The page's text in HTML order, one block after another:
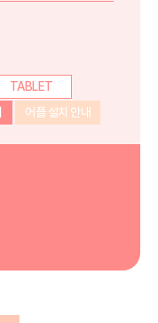
TABLET
어플 설치 안내